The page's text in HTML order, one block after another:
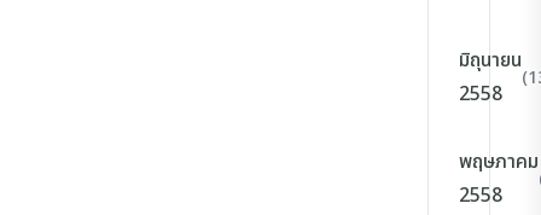
มิถุนายน
2558
พฤษภาคม
2558